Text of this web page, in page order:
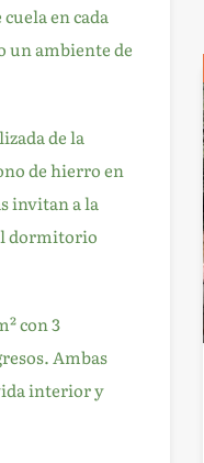
en cada
un ambiente de
de la
de hierro en
invitan a la
dormitorio
con 3
Ambas
interior y